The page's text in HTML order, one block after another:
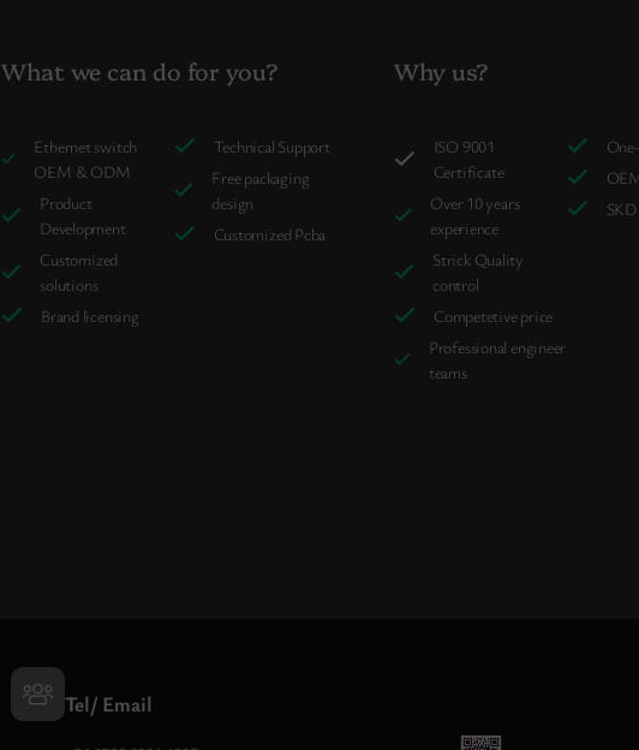
What we can do for you?
Ethernet switch
OEM & ODM
Product
Development
Customized
solutions
Brand licensing
Technical Support
Free packaging
design
Customized Pcba
Why us?
ISO 9001
Certificate
Over 10 years
experience
Strick Quality
control
Competetive price
Professional engineer
teams
Tel/ Email